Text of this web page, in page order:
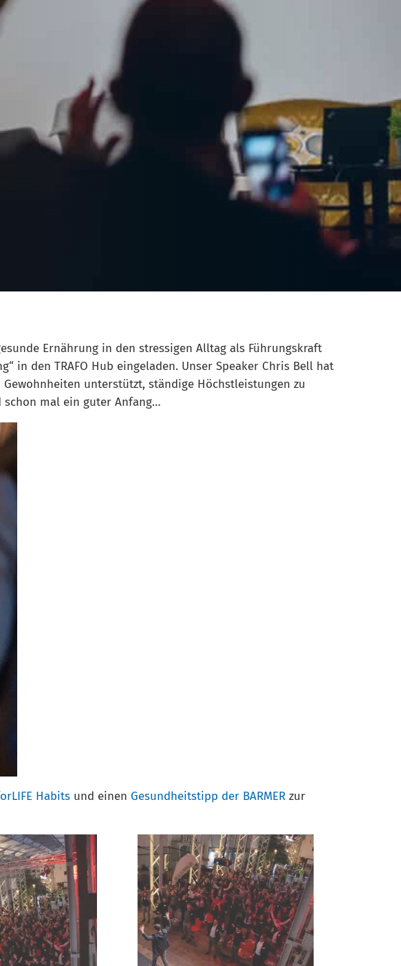
Ernährung in den stressigen Alltag als Führungskraft
in den TRAFO Hub eingeladen. Unser Speaker Chris Bell hat
unterstützt, ständige Höchstleistungen zu
schon mal ein guter Anfang…
Habits und einen Gesundheitstipp der BARMER zur